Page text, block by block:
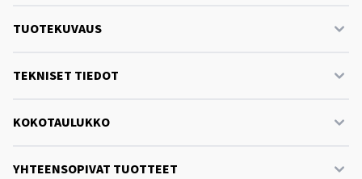
TUOTEKUVAUS
TEKNISET TIEDOT
KOKOTAULUKKO
YHTEENSOPIVAT TUOTTEET